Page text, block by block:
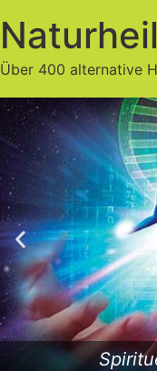
Über 400 alternative